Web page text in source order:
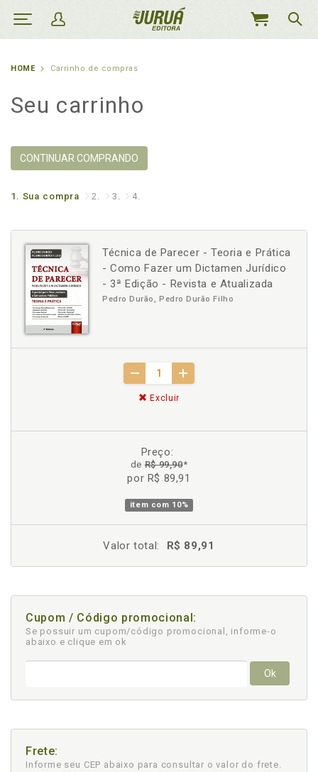
MEU
HOME Carrinho de compras
Seu carrinho
CONTINUAR COMPRANDO
1. Sua compra 2. 3. 4.
Técnica de Parecer - Teoria e Prática
- Como Fazer um Dictamen Jurídico
- 3ª Edição - Revista e Atualizada
Pedro Durão, Pedro Durão Filho
Excluir
Preço:
deR$ 99,90*
por R$ 89,91
item com 10%
Valor total: R$ 89,91
Cupom / Código promocional:
Se possuir um cupom/código promocional, informe-o
abaixo e clique em ok
Ok
Frete:
Informe seu CEP abaixo para consultar o valor do frete.